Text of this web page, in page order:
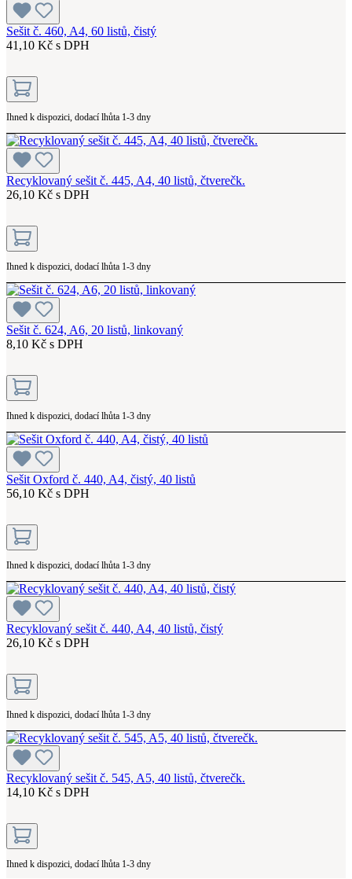
Sešit č. 460, A4, 60 listů, čistý
41,10 Kč s DPH
Ihned k dispozici, dodací lhůta 1-3 dny
Recyklovaný sešit č. 445, A4, 40 listů, čtverečk.
26,10 Kč s DPH
Ihned k dispozici, dodací lhůta 1-3 dny
Sešit č. 624, A6, 20 listů, linkovaný
8,10 Kč s DPH
Ihned k dispozici, dodací lhůta 1-3 dny
Sešit Oxford č. 440, A4, čistý, 40 listů
56,10 Kč s DPH
Ihned k dispozici, dodací lhůta 1-3 dny
Recyklovaný sešit č. 440, A4, 40 listů, čistý
26,10 Kč s DPH
Ihned k dispozici, dodací lhůta 1-3 dny
Recyklovaný sešit č. 545, A5, 40 listů, čtverečk.
14,10 Kč s DPH
Ihned k dispozici, dodací lhůta 1-3 dny